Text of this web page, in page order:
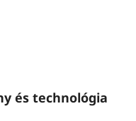
és technológia